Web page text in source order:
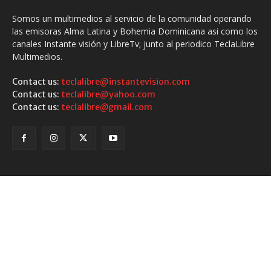
Somos un multimedios al servicio de la comunidad operando
las emisoras Alma Latina y Bohemia Dominicana asi como los
canales Instante visión y LibreTv; junto al periodico TeclaLibre
Multimedios.
Contact us: teclalibre@instantevision.com
Contact us: teclalibre@yahoo.com
Contact us: teclalibre@gmail.com